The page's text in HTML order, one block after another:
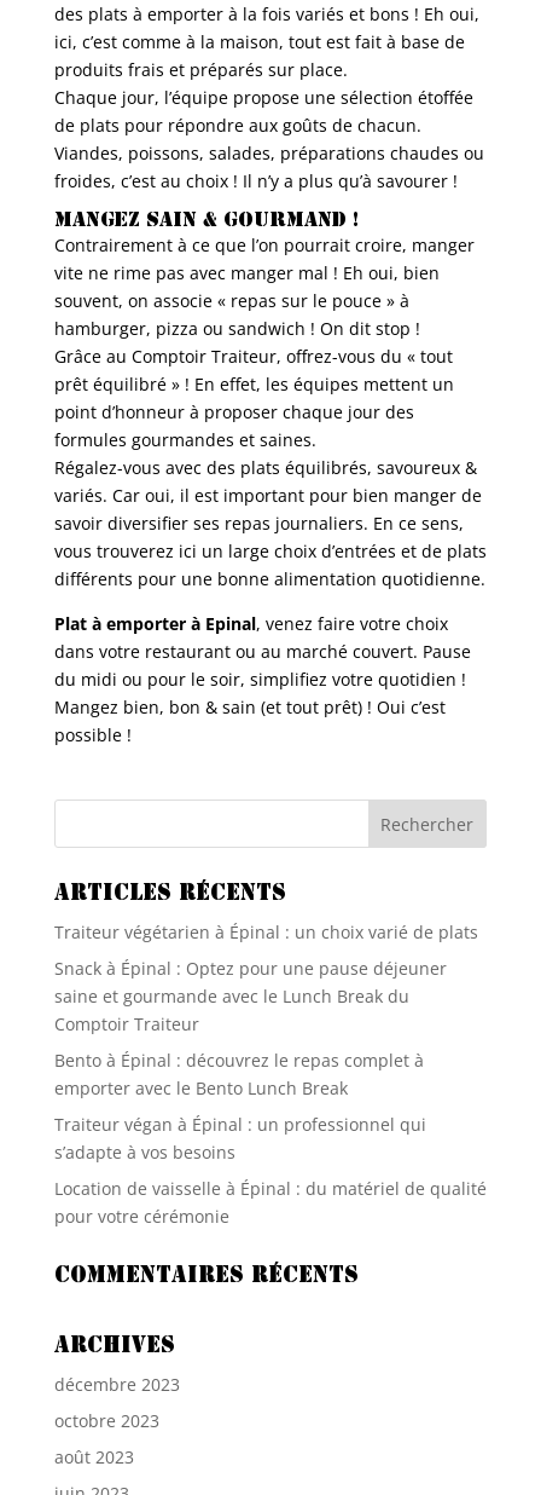
des plats à emporter à la fois variés et bons ! Eh oui,
ici, c’est comme à la maison, tout est fait à base de
produits frais et préparés sur place.
Chaque jour, l’équipe propose une sélection étoffée
de plats pour répondre aux goûts de chacun.
Viandes, poissons, salades, préparations chaudes ou
froides, c’est au choix ! Il n’y a plus qu’à savourer !
Mangez sain & gourmand !
Contrairement à ce que l’on pourrait croire, manger
vite ne rime pas avec manger mal ! Eh oui, bien
souvent, on associe « repas sur le pouce » à
hamburger, pizza ou sandwich ! On dit stop !
Grâce au Comptoir Traiteur, offrez-vous du « tout
prêt équilibré » ! En effet, les équipes mettent un
point d’honneur à proposer chaque jour des
formules gourmandes et saines.
Régalez-vous avec des plats équilibrés, savoureux &
variés. Car oui, il est important pour bien manger de
savoir diversifier ses repas journaliers. En ce sens,
vous trouverez ici un large choix d’entrées et de plats
différents pour une bonne alimentation quotidienne.
Plat à emporter à Epinal, venez faire votre choix
dans votre restaurant ou au marché couvert. Pause
du midi ou pour le soir, simplifiez votre quotidien !
Mangez bien, bon & sain (et tout prêt) ! Oui c’est
possible !
Articles récents
Traiteur végétarien à Épinal : un choix varié de plats
Snack à Épinal : Optez pour une pause déjeuner
saine et gourmande avec le Lunch Break du
Comptoir Traiteur
Bento à Épinal : découvrez le repas complet à
emporter avec le Bento Lunch Break
Traiteur végan à Épinal : un professionnel qui
s’adapte à vos besoins
Location de vaisselle à Épinal : du matériel de qualité
pour votre cérémonie
Commentaires récents
Archives
décembre 2023
octobre 2023
août 2023